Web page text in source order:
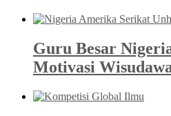
Guru Besar
Motivasi